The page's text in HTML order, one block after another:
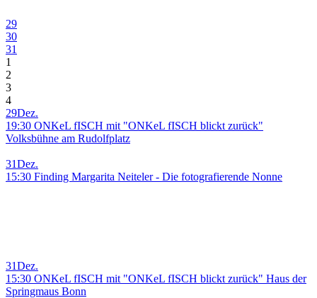
29
30
31
1
2
3
4
29Dez.
19:30 ONKeL fISCH mit "ONKeL fISCH blickt zurück"
Volksbühne am Rudolfplatz
31Dez.
15:30 Finding Margarita Neiteler - Die fotografierende Nonne
31Dez.
15:30 ONKeL fISCH mit "ONKeL fISCH blickt zurück" Haus der
Springmaus Bonn